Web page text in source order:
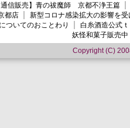
通信販売】青の祓魔師 京都不浄王篇
都店
新型コロナ感染拡大の影響を
ついてのおことわり
白糸酒造公式
妖怪和菓子販売中
Copyright (C)